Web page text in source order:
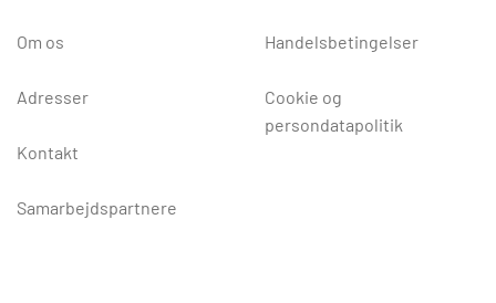
Om os
Adresser
Kontakt
Samarbejdspartnere
Handelsbetingelser
Cookie og
persondatapolitik